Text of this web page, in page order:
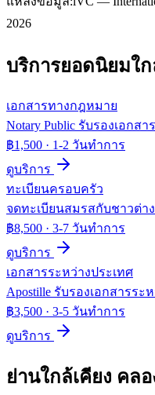
2026
บริการยอดนิยมใ
เอกสารทางกฎหมาย
Notary Public รับรองเอกสาร
฿1,500 · 1-2 วันทำการ
ดูบริการ
ทะเบียนครอบครัว
จดทะเบียนสมรสกับชาวต่า
฿8,500 · 3-7 วันทำการ
ดูบริการ
เอกสารระหว่างประเทศ
Apostille รับรองเอกสารระ
฿3,500 · 3-5 วันทำการ
ดูบริการ
ย่านใกล้เคียง คลอ